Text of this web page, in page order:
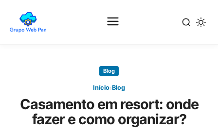
principal
Blog
Início›Blog
Casamento em resort: onde
fazer e como organizar?